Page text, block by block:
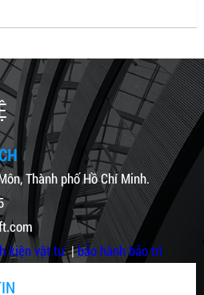
Thành phố Hồ Chí Minh.
kiện vật tư|bảo hành bảo trì